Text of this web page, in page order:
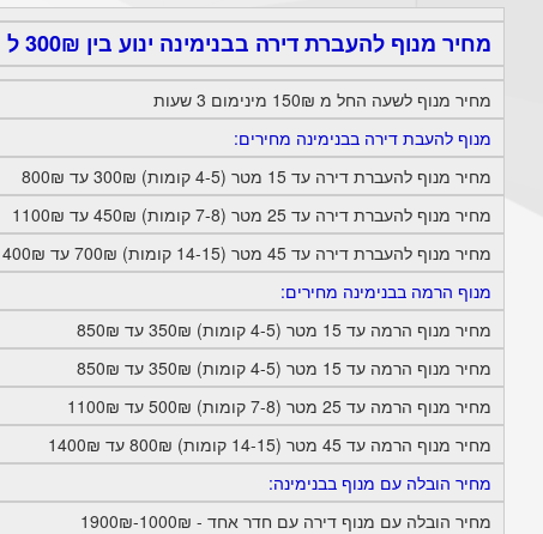
מחיר מנוף להעברת דירה בבנימינה ינוע בין 300₪ ל 1400₪.
מחיר מנוף לשעה החל מ 150₪ מינימום 3 שעות
מנוף להעבת דירה בבנימינה מחירים:
מחיר מנוף להעברת דירה עד 15 מטר (4-5 קומות) 300₪ עד 800₪
מחיר מנוף להעברת דירה עד 25 מטר (7-8 קומות) 450₪ עד 1100₪
מחיר מנוף להעברת דירה עד 45 מטר (14-15 קומות) 700₪ עד 1400₪
מנוף הרמה בבנימינה מחירים:
מחיר מנוף הרמה עד 15 מטר (4-5 קומות) 350₪ עד 850₪
מחיר מנוף הרמה עד 15 מטר (4-5 קומות) 350₪ עד 850₪
מחיר מנוף הרמה עד 25 מטר (7-8 קומות) 500₪ עד 1100₪
מחיר מנוף הרמה עד 45 מטר (14-15 קומות) 800₪ עד 1400₪
מחיר הובלה עם מנוף בבנימינה:
מחיר הובלה עם מנוף דירה עם חדר אחד - 1000₪-1900₪